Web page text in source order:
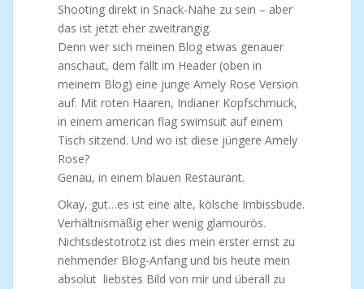
Shooting direkt in Snack-Nähe zu sein – aber
das ist jetzt eher zweitrangig.
Denn wer sich meinen Blog etwas genauer
anschaut, dem fällt im Header (oben in
meinem Blog) eine junge Amely Rose Version
auf. Mit roten Haaren, Indianer Kopfschmuck,
in einem american flag swimsuit auf einem
Tisch sitzend. Und wo ist diese jüngere Amely
Rose?
Genau, in einem blauen Restaurant.
Okay, gut…es ist eine alte, kölsche Imbissbude.
Verhältnismäßig eher wenig glamourös.
Nichtsdestotrotz ist dies mein erster ernst zu
nehmender Blog-Anfang und bis heute mein
absolut liebstes Bild von mir und überall zu